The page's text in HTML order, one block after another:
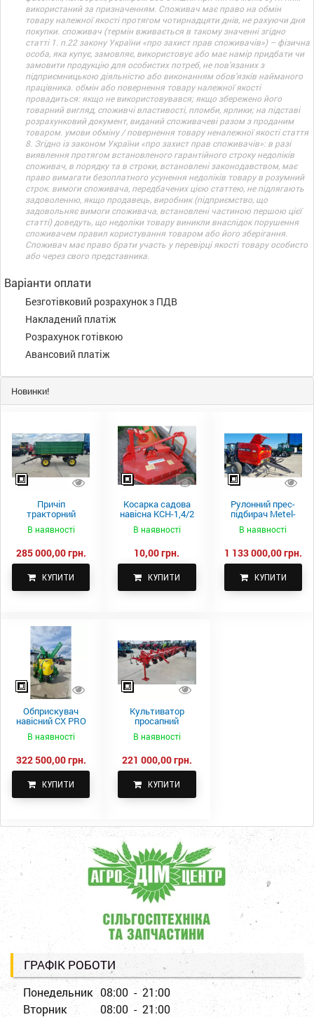
використаний за призначенням. Споживач має право на обмін
товару належної якості протягом чотирнадцяти днів, не рахуючи дня
покупки. споживач (термін вживається в такому значенні згідно
статті 1. п.22 закону України «про захист прав споживачів») – фізична
особа, яка купує, замовляє, використовує або має намір придбати чи
замовити продукцію для особистих потреб, не пов’язаних з
підприємницькою діяльністю або виконанням обов’язків найманого
працівника. обмін або повернення товару належної якості
провадиться: якщо не використовувався; якщо збережено його
товарний вигляд, споживчі властивості, пломби, ярлики; на підставі
розрахунковий документ, виданий споживачеві разом з проданим
товаром. умови обміну / повернення товару неналежної якості стаття
8. Згідно із законом України «про захист прав споживачів»: в разі
виявлення протягом встановленого гарантійного строку недоліків
споживач, в порядку та в строки, встановлені законодавством, має
право вимагати безоплатного усунення недоліків товару в розумний
строк. вимоги споживача, передбачених цією статтею, не підлягають
задоволенню, якщо продавець, виробник (підприємство, що
задовольняє вимоги споживача, встановлені частиною першою цієї
статті) доведуть, що недоліки товару виникли внаслідок порушення
споживачем правил користування товаром або його зберігання.
Споживач має право брати участь у перевірці якості товару особисто
або через свого представника.
Варіанти оплати
Безготівковий розрахунок з ПДВ
Накладений платіж
Розрахунок готівкою
Авансовий платіж
Новинки!
Причіп
тракторний
самоскидний
Spike 2 ПТС-4
В наявності
285 000,00 грн.
КУПИТИ
Косарка садова
навісна КСН-1,4/2
В наявності
10,00 грн.
КУПИТИ
Рулонний прес-
підбирач Metel-
Fach Z 587
В наявності
1 133 000,00 грн.
КУПИТИ
Обприскувач
навісний CX PRO
В наявності
322 500,00 грн.
КУПИТИ
Культиватор
просапний
КПН-5,6-05
В наявності
221 000,00 грн.
КУПИТИ
ГРАФІК РОБОТИ
Понедельник 08:00 - 21:00
Вторник
08:00 - 21:00